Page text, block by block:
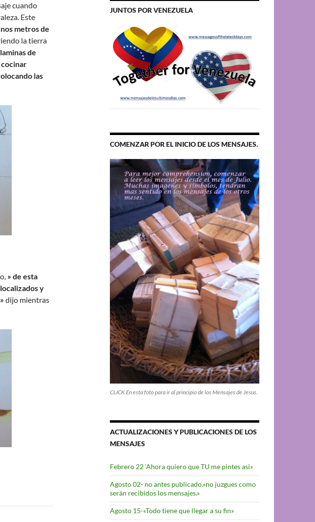
cuando
Este
metros de
la tierra
de
cocinar
las
» de esta
y
dijo mientras
JUNTOS POR VENEZUELA
COMENZAR POR EL INICIO DE LOS MENSAJES.
CLICK En esta foto para ir al principio de los Mensajes de Jesus.
ACTUALIZACIONES Y PUBLICACIONES DE LOS
MENSAJES
Febrero 22 ‘Ahora quiero que TU me pintes asi»
Agosto 02- no antes publicado.»no juzgues como
serán recibidos los mensajes.»
Agosto 15-«Todo tiene que llegar a su fin»